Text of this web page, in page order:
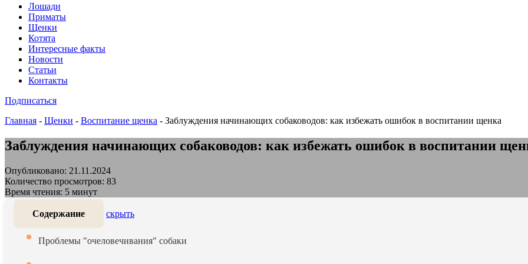
Лошади
Приматы
Щенки
Котята
Интересные факты
Новости
Статьи
Контакты
Подписаться
Главная - Щенки - Воспитание щенка - Заблуждения начинающих собаководов: как избежать ошибок в воспитании щенка
Заблуждения начинающих собаководов: как избежать ошибок в воспитании
Опубликовано: 21.11.2024
Количество просмотров: 83
Время чтения: 5 минут
Содержание скрыть
Проблемы "очеловечивания" собаки